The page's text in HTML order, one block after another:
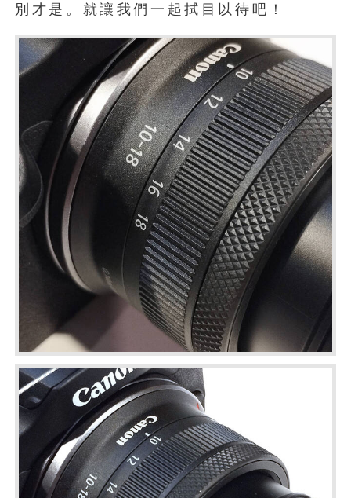
別才是。就讓我們一起拭目以待吧！